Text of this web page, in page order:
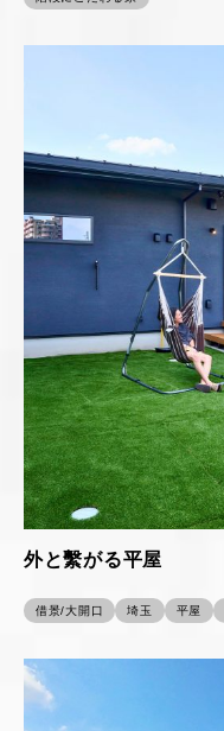
外と繫がる平屋
借景/大開口 埼玉 平屋